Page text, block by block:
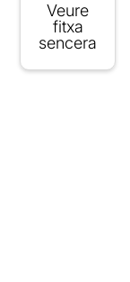
Veure
fitxa
sencera